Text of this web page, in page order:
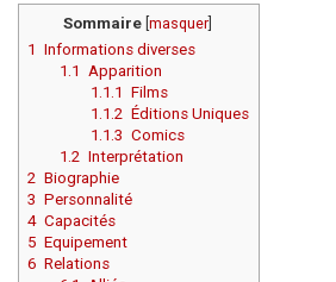
Sommaire[masquer]
1 Informations diverses
1.1
Apparition
1.1.1
Films
1.1.2 Éditions Uniques
1.1.3 Comics
1.2 Interprétation
2 Biographie
3 Personnalité
4 Capacités
5 Equipement
6 Relations